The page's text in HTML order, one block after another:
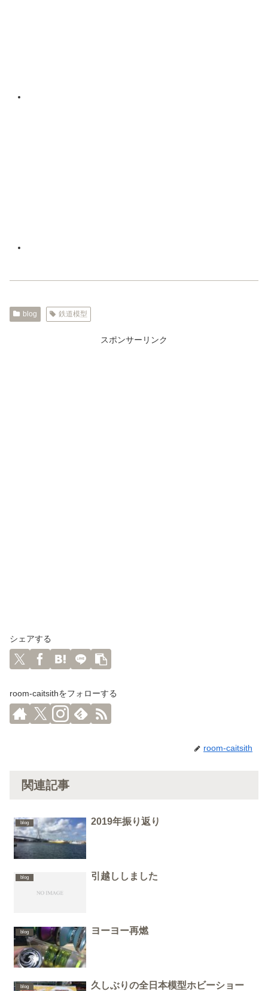
blog 鉄道模型
スポンサーリンク
シェアする
room-caitsithをフォローする
room-caitsith
関連記事
blog 2019年振り返り
blog 引越ししました
blog ヨーヨー再燃
blog 久しぶりの全日本模型ホビーショー